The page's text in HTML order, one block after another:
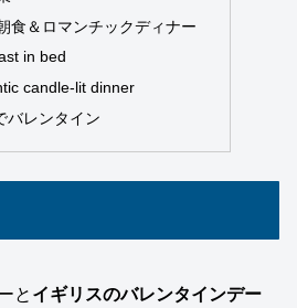
食＆ロマンチックディナー
in bed
candle-lit dinner
バレンタイン
と イギリスのバレンタインデー